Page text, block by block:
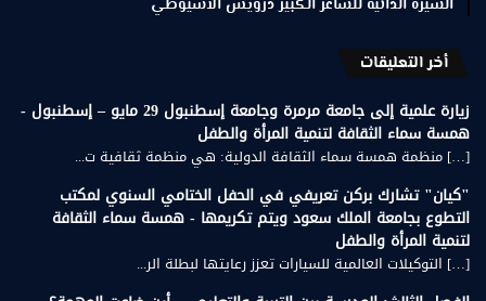
السيرة الذاتية للشاعر الكبير درويش الأسيوطي
أخر التعليقات
زيارة علمية إلى جامعة مرمرة وجامعة إسطنبول 29 مايو – إسطنبول -
همسة سماء الثقافة لتنمية المرأة والطفل
[…] منظمة همسة سماء الثقافة الدولية: هي منظمة ثقافية ت...
"كيان" تشارك بركن تعريفي في الحفل الختامي السنوي لمكتب
التطوع بجامعة الملك سعود ويتم تكريمها - همسة سماء الثقافة
لتنمية المرأة والطفل
[…] التوكيلات العالمية للسيارات تعزز رعايتها لبطلة الر...